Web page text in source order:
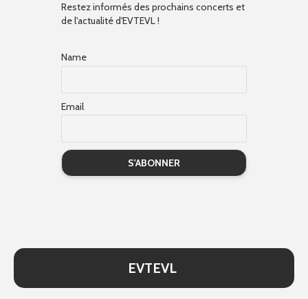
Restez informés des prochains concerts et
de l'actualité d'EVTEVL !
Name
Email
EVTEVL